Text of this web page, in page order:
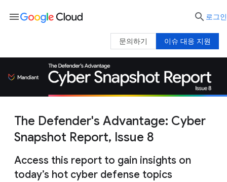
The Defender's Advantage: Cyber
Snapshot Report, Issue 8
Access this report to gain insights on
today’s hot cyber defense topics
menu  로그인
이슈 대응 지원
문의하기